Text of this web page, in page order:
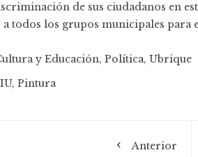
de sus ciudadanos en
a todos los grupos municipales para
y Educación, Política, Ubrique
IU, Pintura
Anterior